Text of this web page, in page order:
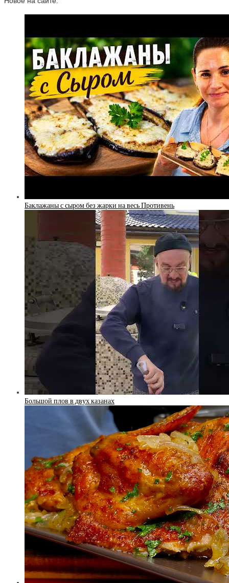
Баклажаны с сыром без жарки на весь Противень
Большой плов в двух казанах